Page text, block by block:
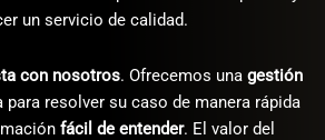
un servicio de calidad.
con nosotros. Ofrecemos una gestión
para resolver su caso de manera rápida
fácil de entender. El valor del